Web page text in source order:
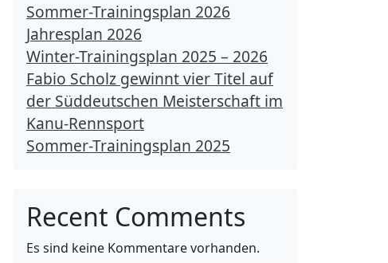
Sommer-Trainingsplan 2026
Jahresplan 2026
Winter-Trainingsplan 2025 – 2026
Fabio Scholz gewinnt vier Titel auf
der Süddeutschen Meisterschaft im
Kanu-Rennsport
Sommer-Trainingsplan 2025
Recent Comments
Es sind keine Kommentare vorhanden.